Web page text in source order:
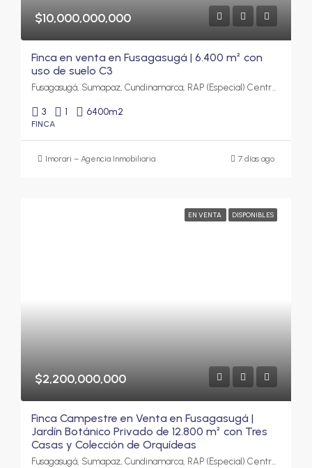
$10,000,000,000
Finca en venta en Fusagasugá | 6.400 m² con
uso de suelo C3
3 1 6400m2
FINCA
Imorari – Agencia Inmobiliaria 7 días ago
EN VENTA DISPONIBLES
$2,200,000,000
Finca Campestre en Venta en Fusagasugá |
Jardín Botánico Privado de 12.800 m² con Tres
Casas y Colección de Orquídeas